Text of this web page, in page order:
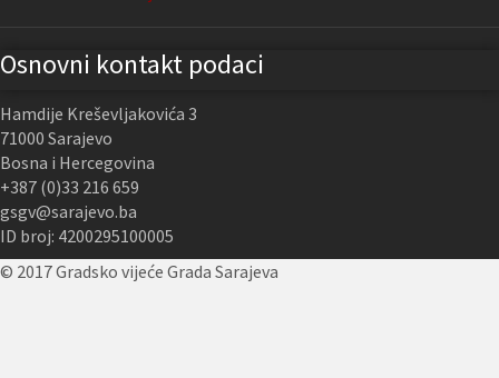
Osnovni kontakt podaci
Hamdije Kreševljakovića 3
71000 Sarajevo
Bosna i Hercegovina
+387 (0)33 216 659
gsgv@sarajevo.ba
ID broj: 4200295100005
© 2017 Gradsko vijeće Grada Sarajeva